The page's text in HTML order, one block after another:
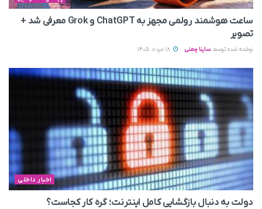
ساعت هوشمند رولمی مجهز به ChatGPT و Grok معرفی شد +
تصویر
نوشته شده توسط ساینا چمنی
اخبار داخلی
دولت به دنبال بازگشایی کامل اینترنت؛ گره کار کجاست؟